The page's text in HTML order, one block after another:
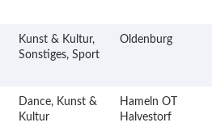
Kunst & Kultur,
Sonstiges, Sport
Oldenburg
Dance, Kunst &
Kultur
Hameln OT
Halvestorf